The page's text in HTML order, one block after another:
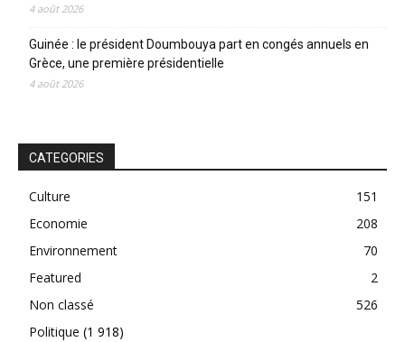
4 août 2026
Guinée : le président Doumbouya part en congés annuels en
Grèce, une première présidentielle
4 août 2026
CATEGORIES
Culture
151
Economie
208
Environnement
70
Featured
2
Non classé
526
Politique (1 918)